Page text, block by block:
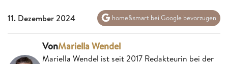
11. Dezember 2024 home&smart bei Google bevorzugen
VonMariella Wendel
Mariella Wendel ist seit 2017 Redakteurin bei der